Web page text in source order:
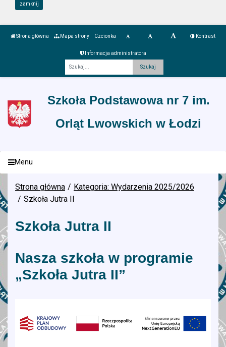
zamknij
Strona główna Mapa strony Czcionka Kontrast
Informacja administratora
Szkoła Podstawowa nr 7 im.
Orląt Lwowskich w Łodzi
Menu
Strona główna
Kategoria: Wydarzenia 2025/2026
Szkoła Jutra II
Szkoła Jutra II
Nasza szkoła w programie
„Szkoła Jutra II”